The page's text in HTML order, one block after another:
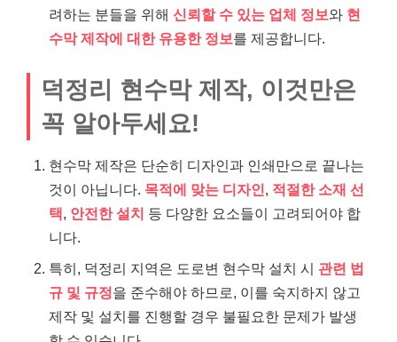
려하는 분들을 위해 신뢰할 수 있는 업체 정보와 현
수막 제작에 대한 유용한 정보를 제공합니다.
덕정리 현수막 제작, 이것만은
꼭 알아두세요!
현수막 제작은 단순히 디자인과 인쇄만으로 끝나는
것이 아닙니다. 목적에 맞는 디자인, 적절한 소재 선
택, 안전한 설치 등 다양한 요소들이 고려되어야 합
니다.
특히, 덕정리 지역은 도로변 현수막 설치 시 관련 법
규 및 규정을 준수해야 하므로, 이를 숙지하지 않고
제작 및 설치를 진행할 경우 불필요한 문제가 발생